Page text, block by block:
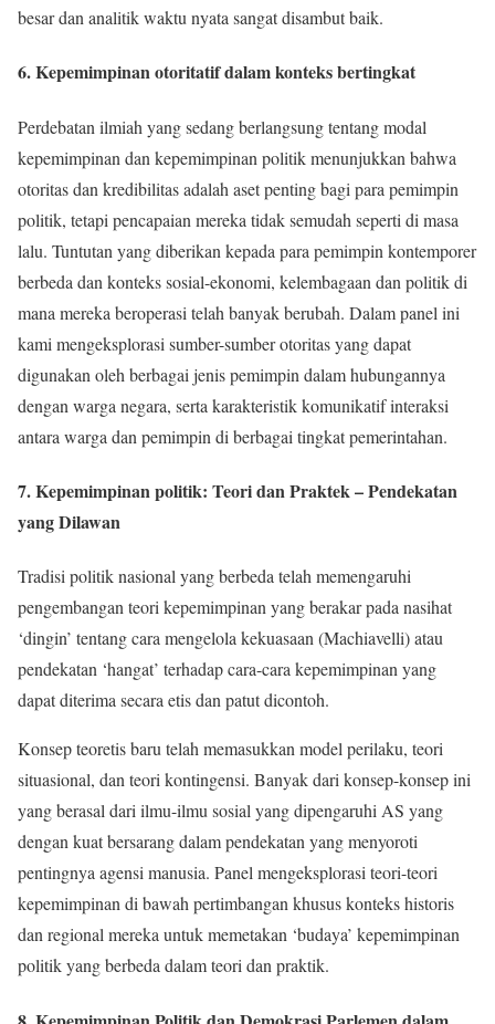
besar dan analitik waktu nyata sangat disambut baik.
6. Kepemimpinan otoritatif dalam konteks bertingkat
Perdebatan ilmiah yang sedang berlangsung tentang modal
kepemimpinan dan kepemimpinan politik menunjukkan bahwa
otoritas dan kredibilitas adalah aset penting bagi para pemimpin
politik, tetapi pencapaian mereka tidak semudah seperti di masa
lalu. Tuntutan yang diberikan kepada para pemimpin kontemporer
berbeda dan konteks sosial-ekonomi, kelembagaan dan politik di
mana mereka beroperasi telah banyak berubah. Dalam panel ini
kami mengeksplorasi sumber-sumber otoritas yang dapat
digunakan oleh berbagai jenis pemimpin dalam hubungannya
dengan warga negara, serta karakteristik komunikatif interaksi
antara warga dan pemimpin di berbagai tingkat pemerintahan.
7. Kepemimpinan politik: Teori dan Praktek – Pendekatan
yang Dilawan
Tradisi politik nasional yang berbeda telah memengaruhi
pengembangan teori kepemimpinan yang berakar pada nasihat
‘dingin’ tentang cara mengelola kekuasaan (Machiavelli) atau
pendekatan ‘hangat’ terhadap cara-cara kepemimpinan yang
dapat diterima secara etis dan patut dicontoh.
Konsep teoretis baru telah memasukkan model perilaku, teori
situasional, dan teori kontingensi. Banyak dari konsep-konsep ini
yang berasal dari ilmu-ilmu sosial yang dipengaruhi AS yang
dengan kuat bersarang dalam pendekatan yang menyoroti
pentingnya agensi manusia. Panel mengeksplorasi teori-teori
kepemimpinan di bawah pertimbangan khusus konteks historis
dan regional mereka untuk memetakan ‘budaya’ kepemimpinan
politik yang berbeda dalam teori dan praktik.